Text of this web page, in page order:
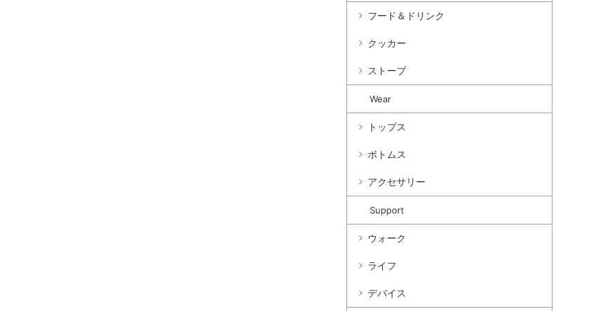
フード＆ドリンク
クッカー
ストーブ
Wear
トップス
ボトムス
アクセサリー
Support
ウォーク
ライフ
デバイス